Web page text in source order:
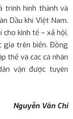
trình hình thành và
Dầu khí Việt Nam.
kinh tế – xã hội,
gia trên biển. Đồng
thể và các cá nhân
vận được tuyên
Nguyễn Văn Chỉ